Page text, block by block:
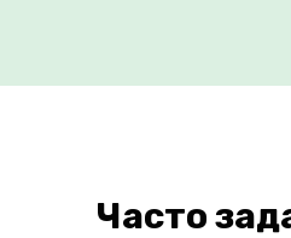
Часто